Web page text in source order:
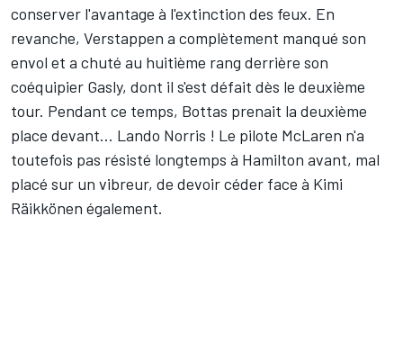
conserver l'avantage à l'extinction des feux. En
revanche, Verstappen a complètement manqué son
envol et a chuté au huitième rang derrière son
coéquipier Gasly, dont il s'est défait dès le deuxième
tour. Pendant ce temps, Bottas prenait la deuxième
place devant... Lando Norris ! Le pilote McLaren n'a
toutefois pas résisté longtemps à Hamilton avant, mal
placé sur un vibreur, de devoir céder face à Kimi
Räikkönen également.